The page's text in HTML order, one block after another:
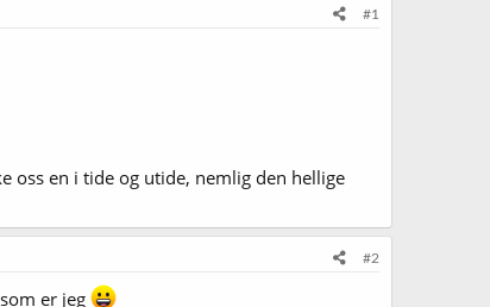
#1
oss en i tide og utide, nemlig den hellige
#2
er jeg